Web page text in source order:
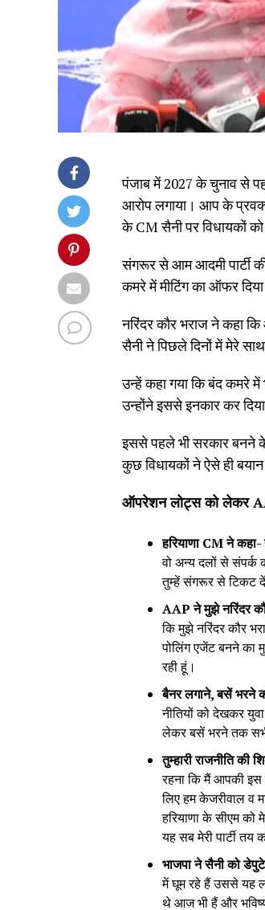
पंजाब में 2027 के चुनाव से
आरोप लगाया। आप के
के CM सैनी पर विधायकों
संगरूर से आम आदमी पार्टी
कमरे में मीटिंग का ऑफर
नरिंदर कौर भराज ने कहा
सैनी ने पिछले दिनों में मेरे
उन्हें कहा गया कि बंद कमरे में
उन्होंने इससे इनकार कर
इससे पहले भी सरकार बनने के
कुछ विधायकों ने ऐसे ही
ऑपरेशन लोट्स को लेकर
हरियाणा CM ने
वो अन्य दलों से संपर्क
तुम्हें संगरूर से टिकट
AAP ने मुझे नरिंदर
कि मुझे नरिंदर कौर
पोलिंग एजेंट बनने का
रही हूं।
बैनर लगाने, बसें भरने
नीतियों को देखकर
लेकर बसें भरने तक सभी
तुम्हारी राजनीति की
रहना कि मैं आपकी इस
लिए हम केजरीवाल
हरियाणा के सीएम
यह सब मेरी पार्टी तय
भाजपा ने सैनी को
में घूम रहे हैं उससे यह
थे आज भी हैं और